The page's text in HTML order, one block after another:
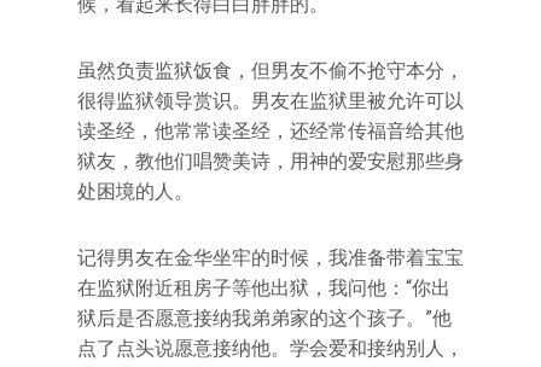
虽然负责监狱饭食，但男友不偷不抢守本分，
很得监狱领导赏识。男友在监狱里被允许可以
读圣经，他常常读圣经，还经常传福音给其他
狱友，教他们唱赞美诗，用神的爱安慰那些身
处困境的人。
记得男友在金华坐牢的时候，我准备带着宝宝
在监狱附近租房子等他出狱，我问他：“你出
狱后是否愿意接纳我弟弟家的这个孩子。”他
点了点头说愿意接纳他。学会爱和接纳别人，